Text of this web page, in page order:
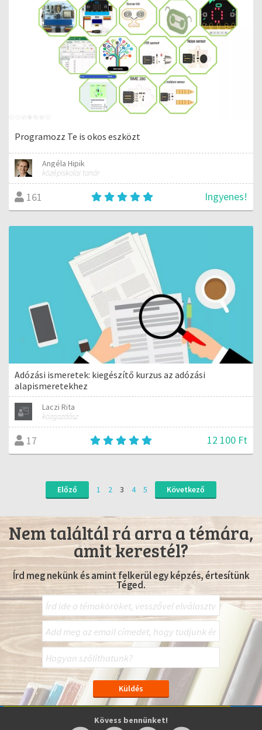
Programozz Te is okos eszközt
Angéla Hipik
középiskolai tanár
161 Ingyenes!
Adózási ismeretek: kiegészítő kurzus az adózási
alapismeretekhez
Laczi Rita
közgazdász
17 12 100 Ft
Előző 1 2 3 4 5 Következő
Nem találtál rá arra a témára,
amit kerestél?
Írd meg nekünk és amint felkerül egy képzés, értesítünk
Téged.
Kövess bennünket!